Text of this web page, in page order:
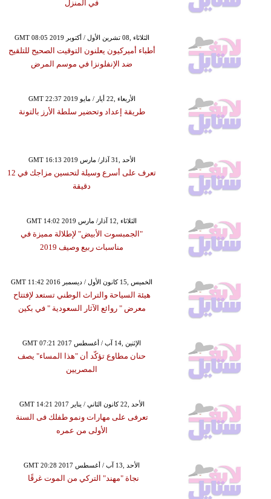
في المنزل
GMT 08:05 2019 الثلاثاء ,08 تشرين الأول / أكتوبر
أطباء أميركيون يعلنون التوقيت الصحيح للتلقيح
ضد الإنفلونزا في موسم المرض
GMT 22:37 2019 الأربعاء ,22 أيار / مايو
طريقة إعداد وتحضير سلطة الأرز بالتونة
GMT 16:13 2019 الأحد ,31 آذار/ مارس
تعرف على أسرع وسيلة لتحسين مزاجك في 12
دقيقة
GMT 14:02 2019 الثلاثاء ,12 آذار/ مارس
"الجمبسوت الأبيض" لإطلالة مميزة في
مناسبات ربيع وصيف 2019
GMT 11:42 2016 الخميس ,15 كانون الأول / ديسمبر
هيئة السياحة والتراث الوطني تستعد لإفتتاح
معرض " روائع الآثار السعودية " في بكين
GMT 07:21 2017 الإثنين ,14 آب / أغسطس
حنان مطاوع تؤكّد أن "هذا المساء" يصف
المصريين
GMT 14:21 2017 الأحد ,22 كانون الثاني / يناير
تعرفى على مهارات ونمو طفلك فى السنة
الأولى من عمره
GMT 20:28 2017 الأحد ,13 آب / أغسطس
نجاة "مهند" التركي من الموت غرقًا